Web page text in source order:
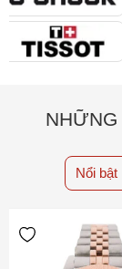
Nổi bật